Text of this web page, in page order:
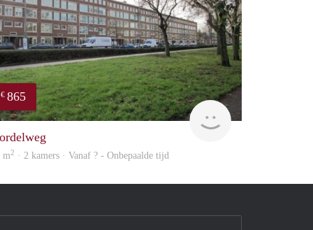
€ 865
m2 · 2 kamers · Vanaf ? - Onbepaalde tijd